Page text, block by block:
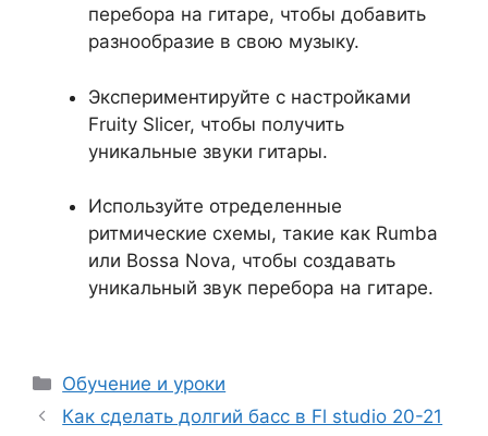
перебора на гитаре, чтобы добавить
разнообразие в свою музыку.
Экспериментируйте с настройками
Fruity Slicer, чтобы получить
уникальные звуки гитары.
Используйте отределенные
ритмические схемы, такие как Rumba
или Bossa Nova, чтобы создавать
уникальный звук перебора на гитаре.
Рубрики
Обучение и уроки
Как сделать долгий басс в Fl studio 20-21